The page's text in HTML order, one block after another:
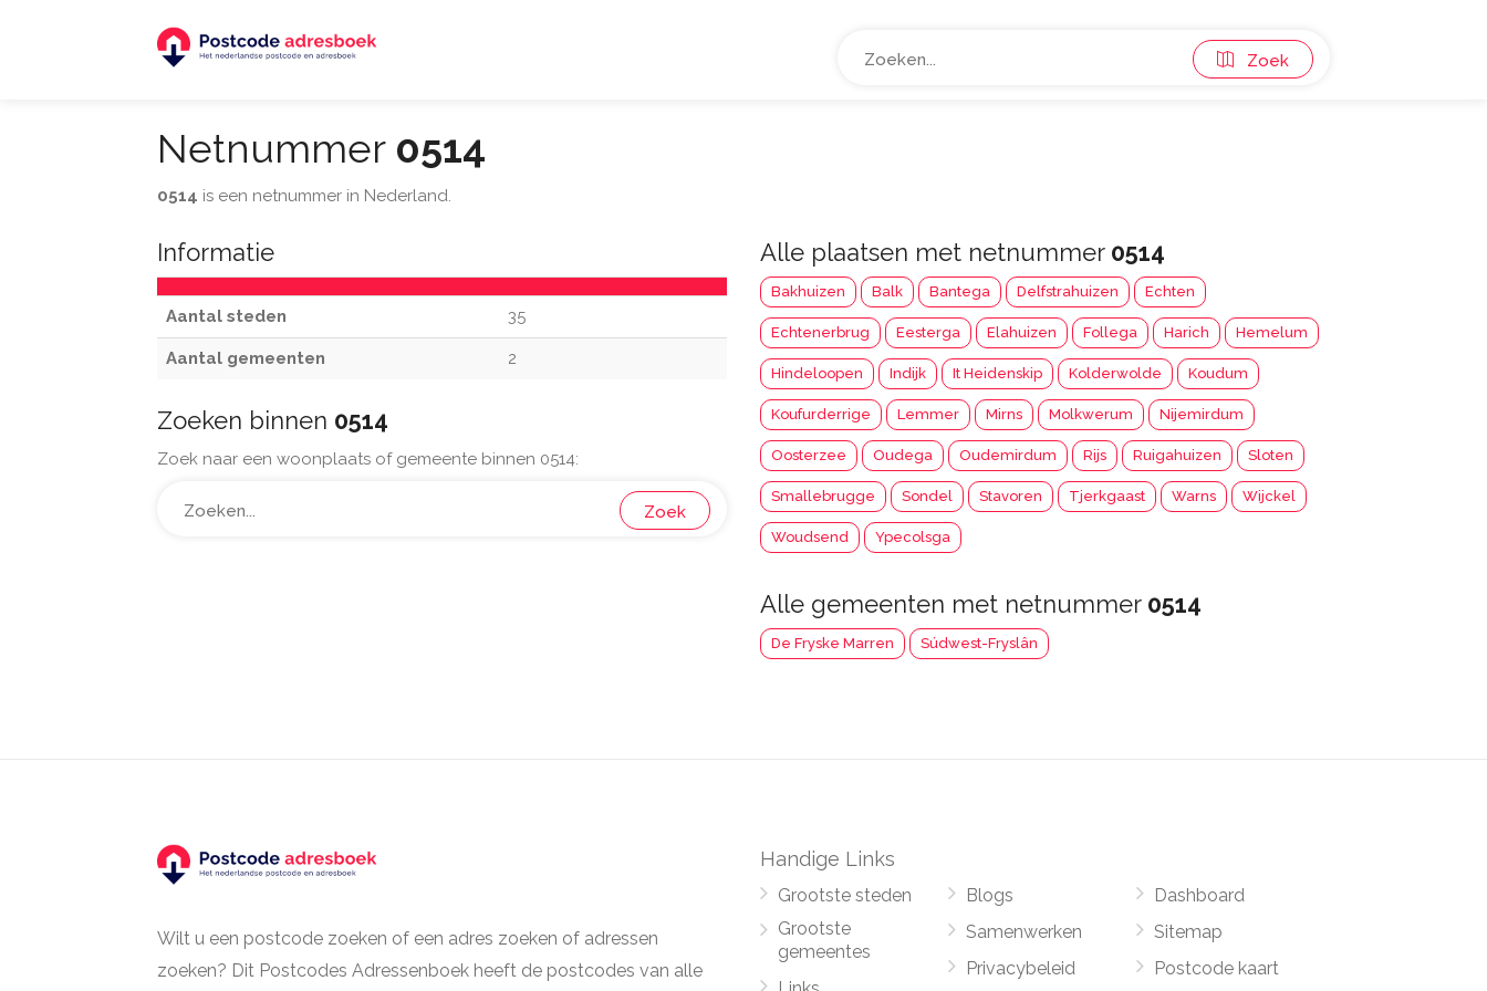
Zoek
Netnummer 0514
0514 is een netnummer in Nederland.
Informatie
Aantal steden 35
Aantal gemeenten 2
Zoeken binnen 0514
Zoek naar een woonplaats of gemeente binnen 0514:
Zoek
Alle plaatsen met netnummer 0514
Bakhuizen Balk Bantega Delfstrahuizen Echten
Echtenerbrug Eesterga Elahuizen Follega Harich Hemelum
Hindeloopen Indijk It Heidenskip Kolderwolde Koudum
Koufurderrige Lemmer Mirns Molkwerum Nijemirdum
Oosterzee Oudega Oudemirdum Rijs Ruigahuizen Sloten
Smallebrugge Sondel Stavoren Tjerkgaast Warns Wijckel
Woudsend Ypecolsga
Alle gemeenten met netnummer 0514
De Fryske Marren Súdwest-Fryslân
Wilt u een postcode zoeken of een adres zoeken of adressen
zoeken? Dit Postcodes Adressenboek heeft de postcodes van alle
Handige Links
Grootste steden
Grootste
gemeentes
Blogs
Samenwerken
Privacybeleid
Dashboard
Sitemap
Postcode kaart